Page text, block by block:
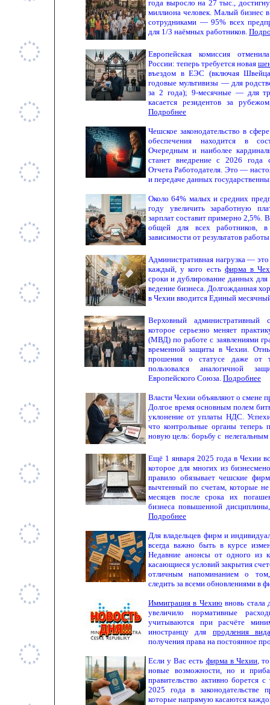
года выросло на 27 тыс.,
миллиона человек. Малый
сотрудниками — 95% всех
для 1/3 наёмных работников.
Европейская комиссия
России: теперь требуется новая
въездом в ЕЭС (включая
годовые мультивизы — для
за 2 года); 9-месячные — для
касается резидентов за
Подробнее
Чешское законодательство в
обеспечения находится в
Очередным и наиболее
станет внедрение с 2026 года
Отчета Работодателя. Это —
и передаче данных
Около 64% малых и средних
году увеличить заработную
зарплат составит примерно 2,5%.
общей для всех работников,
зависимости от результатов
Административная нагрузка —
каждый, у кого есть фирма в
сроки и дублирование данных
ведение бизнеса. Долгожданная
в Чехии вводится Единый
Верховный административный
которое серьезно меняет
(МВД) по работе с заявлениями
временной защиты в Чехии.
прошения о статусе даже от
пользовался аналогичной
Европейского Союза. Подробнее
Власти Чехии объявляют о смене
Долгое время основным полем
уклонение от уплаты НДС.
что контрольные органы теперь
новую цель: борьбу с
Ещё 1 января 2025 года в Чехии
которое для многих из
правило обязывает чешские
вычтенный по счетам, которые
месяцев после срока их
бизнеса повышенной
Подробнее
Для владельцев фирм и
всегда важно быть в курсе
Недавние анонсы от одного из
касающиеся условий закрытия
отличным напоминанием о
следить за всеми обновлениями в
Иммиграция в Чехиювновь
увеличило нормативные
учитываются при расчёте
иностранцу для продления
получения права на постоянное
Если у Вас есть фирма в Чехии,
новые возможности, но и
правительство активно борется
2025 года в законодательстве
которые напрямую касаются